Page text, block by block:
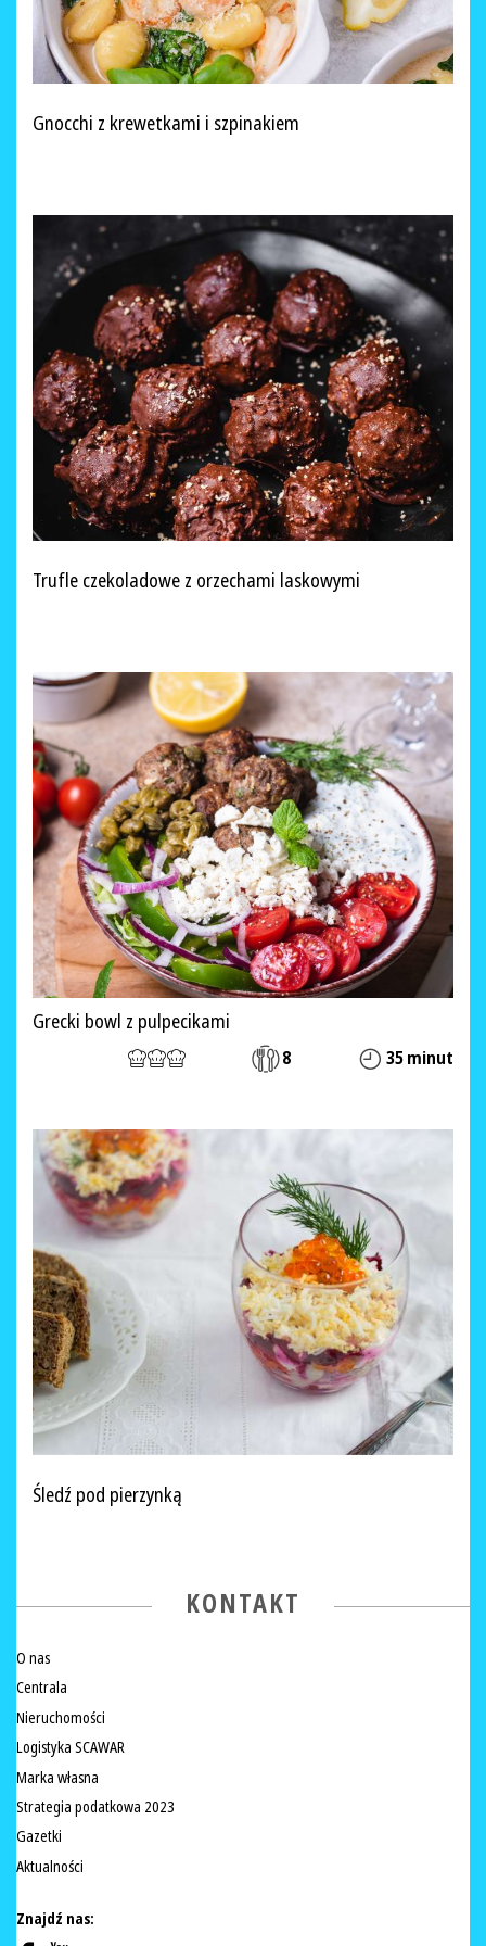
Gnocchi z krewetkami i szpinakiem
Trufle czekoladowe z orzechami laskowymi
Grecki bowl z pulpecikami
8 35 minut
Śledź pod pierzynką
KONTAKT
O nas
Centrala
Nieruchomości
Logistyka SCAWAR
Marka własna
Strategia podatkowa 2023
Gazetki
Aktualności
Znajdź nas: